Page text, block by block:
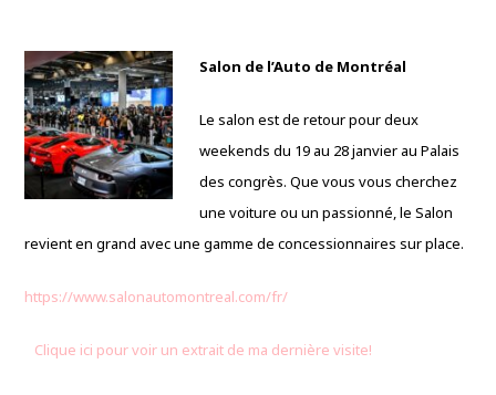
Salon de l’Auto de Montréal
Le salon est de retour pour deux
weekends du 19 au 28 janvier au Palais
des congrès. Que vous vous cherchez
une voiture ou un passionné, le Salon
revient en grand avec une gamme de concessionnaires sur place.
https://www.salonautomontreal.com/fr/
Clique ici pour voir un extrait de ma dernière visite!